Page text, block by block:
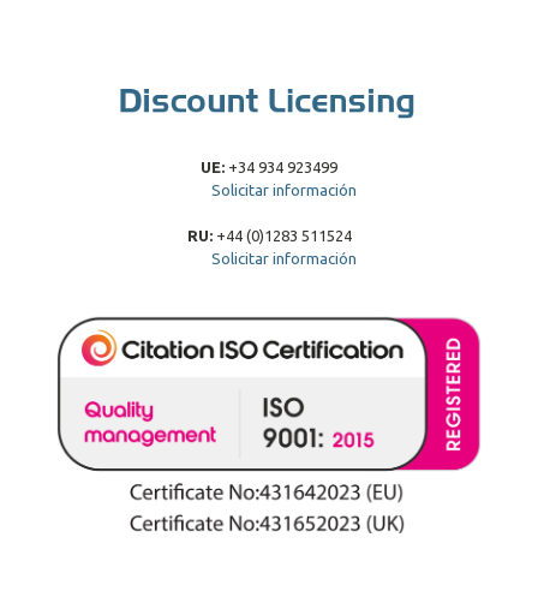
UE: +34 934 923499
Solicitar información
RU:+44 (0)1283 511524
Solicitar información